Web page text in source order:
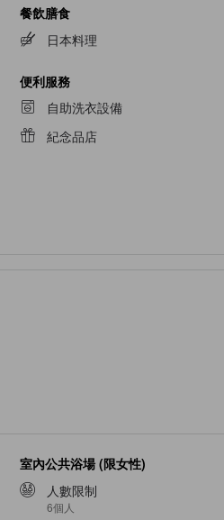
餐飲膳食
日本料理
便利服務
自助洗衣設備
紀念品店
室內公共浴場 (限女性)
人數限制
6個人